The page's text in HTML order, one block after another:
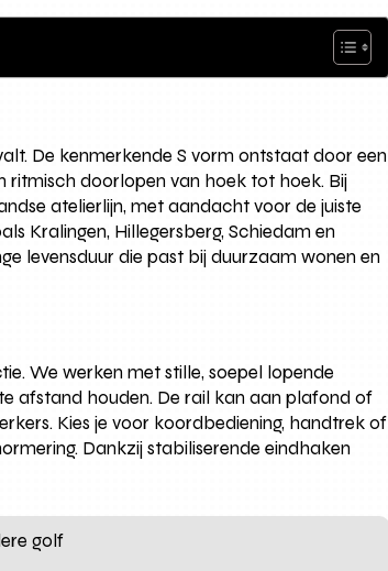
De kenmerkende S vorm ontstaat door een
ritmisch doorlopen van hoek tot hoek. Bij
atelierlijn, met aandacht voor de juiste
Kralingen, Hillegersberg, Schiedam en
levensduur die past bij duurzaam wonen en
We werken met stille, soepel lopende
afstand houden. De rail kan aan plafond of
Kies je voor koordbediening, handtrek of
Dankzij stabiliserende eindhaken
golf